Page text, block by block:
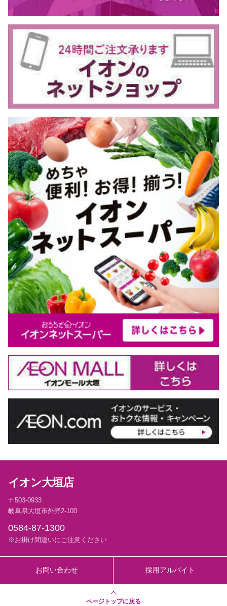
イオン大垣店
〒503-0933
岐阜県大垣市外野2-100
0584-87-1300
※お掛け間違いにご注意ください
お問い合わせ 採用アルバイト
ページトップに戻る